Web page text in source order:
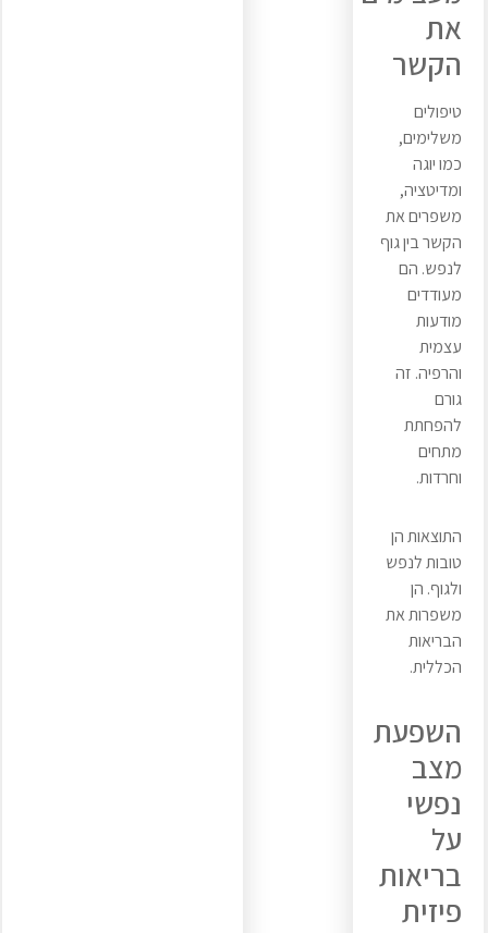
את
הקשר
טיפולים
משלימים,
כמו יוגה
ומדיטציה,
משפרים את
הקשר בין גוף
לנפש. הם
מעודדים
מודעות
עצמית
והרפיה. זה
גורם
להפחתת
מתחים
וחרדות.
התוצאות הן
טובות לנפש
ולגוף. הן
משפרות את
הבריאות
הכללית.
השפעת
מצב
נפשי
על
בריאות
פיזית